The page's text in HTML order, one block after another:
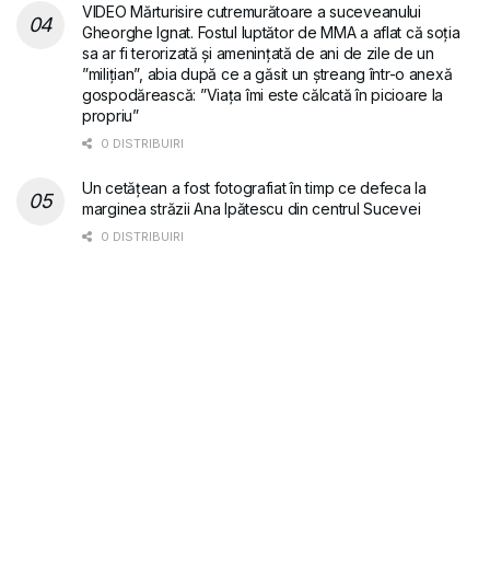
VIDEO Mărturisire cutremurătoare a suceveanului
Gheorghe Ignat. Fostul luptător de MMA a aflat că soția
sa ar fi terorizată și amenințată de ani de zile de un
”milițian”, abia după ce a găsit un ștreang într-o anexă
gospodărească: ”Viața îmi este călcată în picioare la
propriu”
0 DISTRIBUIRI
Un cetățean a fost fotografiat în timp ce defeca la
marginea străzii Ana Ipătescu din centrul Sucevei
0 DISTRIBUIRI